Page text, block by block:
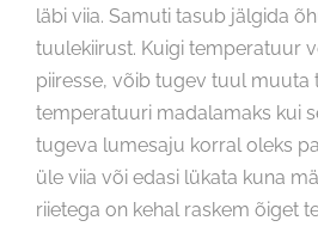
läbi viia. Samuti tasub jälgida
tuulekiirust. Kuigi temperatuur
piiresse, võib tugev tuul muuta
temperatuuri madalamaks kui
tugeva lumesaju korral oleks
üle viia või edasi lükata kuna
riietega on kehal raskem õiget